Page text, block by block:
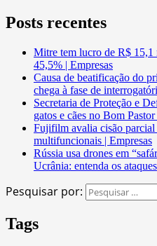
Posts recentes
Mitre tem lucro de R$ 15,1
45,5% | Empresas
Causa de beatificação do
chega à fase de
Secretaria de Proteção e
gatos e cães no Bom
Fujifilm avalia cisão parcial
multifuncionais | Empresas
Rússia usa drones em
Ucrânia: entenda os ataques
Pesquisar por:
Tags